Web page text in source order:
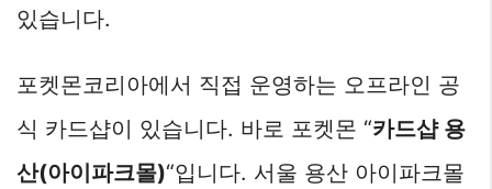
있습니다.
포켓몬코리아에서 직접 운영하는 오프라인 공
식 카드샵이 있습니다. 바로 포켓몬 “카드샵 용
산(아이파크몰)“입니다. 서울 용산 아이파크몰